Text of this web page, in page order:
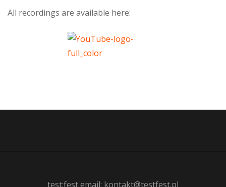
All recordings are available here:
test:fest email: kontakt@testfest.pl